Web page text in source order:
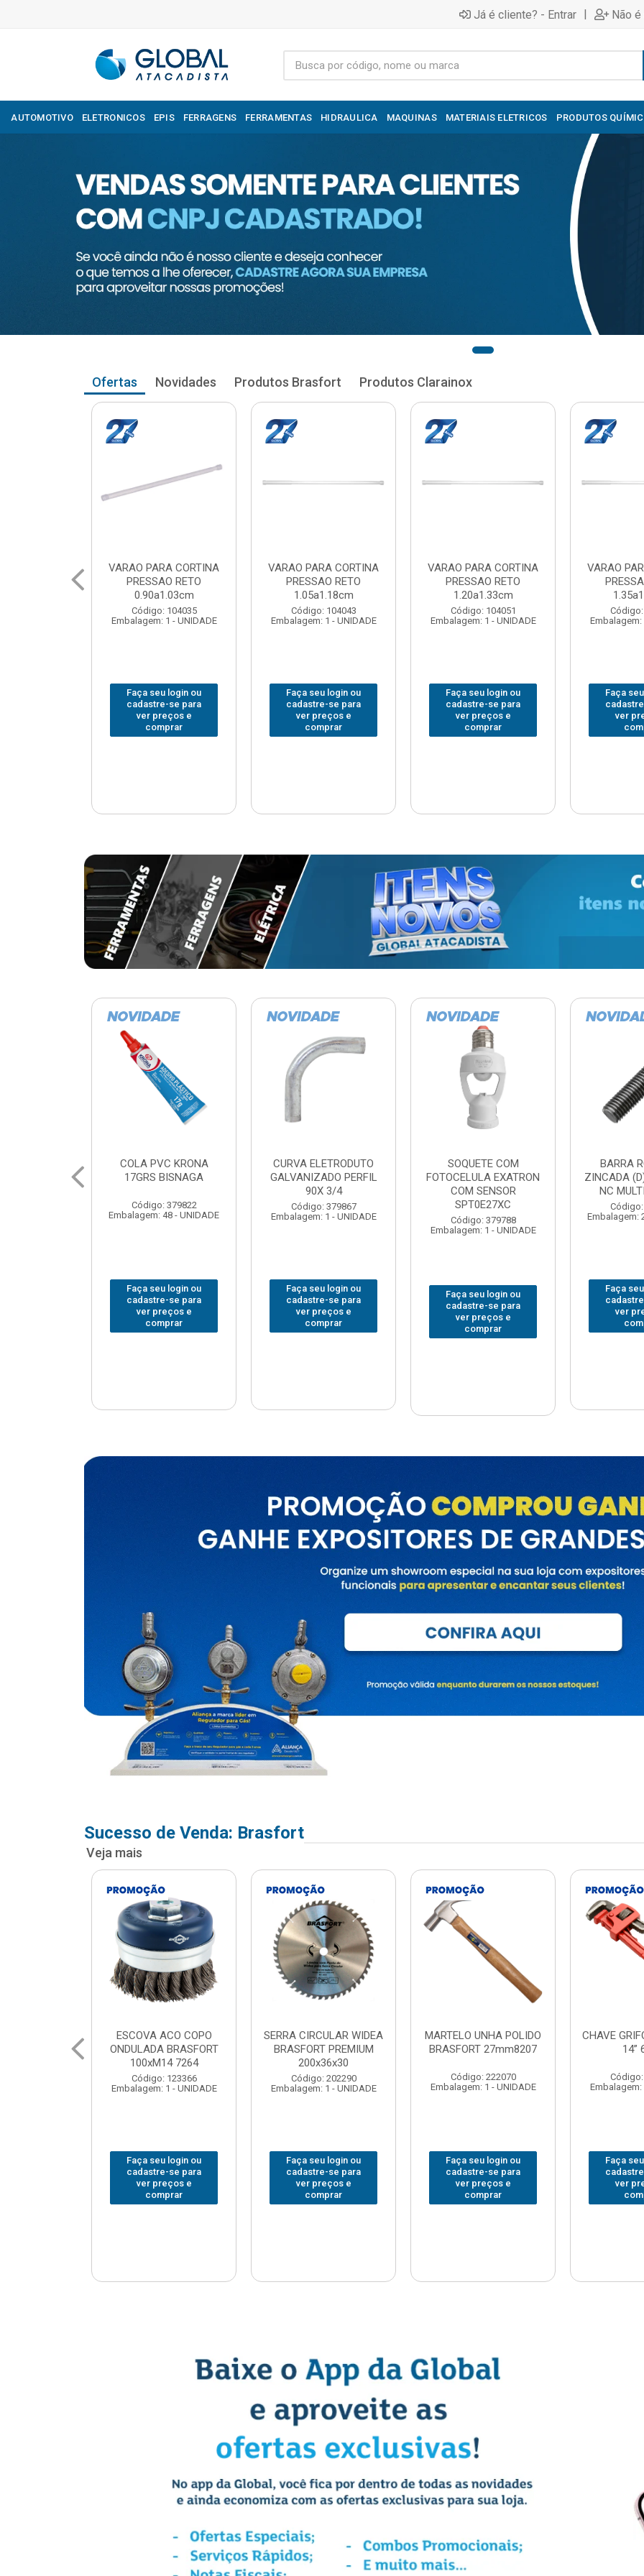
Já é cliente? - Entrar | Não
AUTOMOTIVO ELETRONICOS EPIS FERRAGENS FERRAMENTAS HIDRAULICA MAQUINAS MATERIAIS ELETRICOS PRODUTOS
Ofertas Novidades Produtos Brasfort Produtos Clarainox
VARAO PARA CORTINA
PRESSAO RETO
1.05a1.18cm
Código: 104043
Embalagem: 1 - UNIDADE
Faça seu login ou
cadastre-se para
ver preços e
comprar
VARAO PARA CORTINA
PRESSAO RETO
1.20a1.33cm
Código: 104051
Embalagem: 1 - UNIDADE
Faça seu login ou
cadastre-se para
ver preços e
comprar
VARAO PARA CORTINA
PRESSAO RETO
1.35a1.48cm
Código: 104060
Embalagem: 1 - UNIDADE
Faça seu login ou
cadastre-se para
ver preços e
comprar
VARAO
Embalagem:
Faça
ver
CURVA ELETRODUTO
GALVANIZADO PERFIL
Código: 379867
Embalagem: 1 - UNIDADE
Faça seu login ou
cadastre-se para
ver preços e
comprar
SOQUETE COM
FOTOCELULA EXATRON
COM SENSOR
SPT0E27XC
Código: 379788
Faça seu login ou
cadastre-se para
ver preços e
comprar
BARRA ROSCADA
ZINCADA (D) 5/16”X1MT
NC MULTIBARRAS
Código: 379806
Embalagem: 20 - UNIDADE
Faça seu login ou
cadastre-se para
ver preços e
comprar
JOMARCA
Embalagem:
Faça
ver
Sucesso de Venda: Brasfort
Veja mais
SERRA CIRCULAR WIDEA
BRASFORT PREMIUM
200x36x30
Código: 202290
Embalagem: 1 - UNIDADE
Faça seu login ou
cadastre-se para
ver preços e
comprar
MARTELO UNHA POLIDO
BRASFORT 27mm8207
Código: 222070
Embalagem: 1 - UNIDADE
Faça seu login ou
cadastre-se para
ver preços e
comprar
CHAVE GRIFO BRASFORT
14” 6012
Código: 231967
Embalagem: 1 - UNIDADE
Faça seu login ou
cadastre-se para
ver preços e
comprar
Embalagem:
Faça
ver